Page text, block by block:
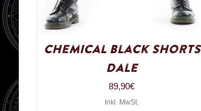
Chemical Black Shorts
Dale
89,90€
Inkl. MwSt.